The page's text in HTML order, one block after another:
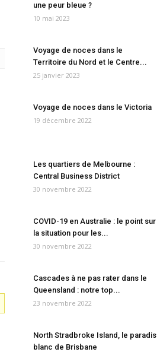
une peur bleue ?
10 mai 2023
Voyage de noces dans le
Territoire du Nord et le Centre...
25 janvier 2023
Voyage de noces dans le Victoria
19 décembre 2022
Les quartiers de Melbourne :
Central Business District
30 novembre 2022
COVID-19 en Australie : le point sur
la situation pour les...
30 novembre 2022
Cascades à ne pas rater dans le
Queensland : notre top...
23 novembre 2022
North Stradbroke Island, le paradis
blanc de Brisbane